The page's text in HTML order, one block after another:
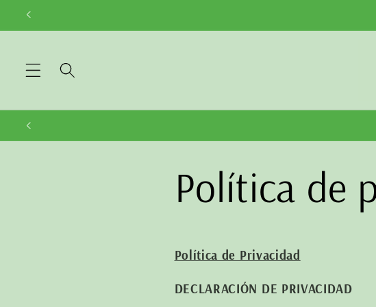
ente al
contenid
Política de
Política de Privacidad
DECLARACIÓN DE PRIVACIDAD